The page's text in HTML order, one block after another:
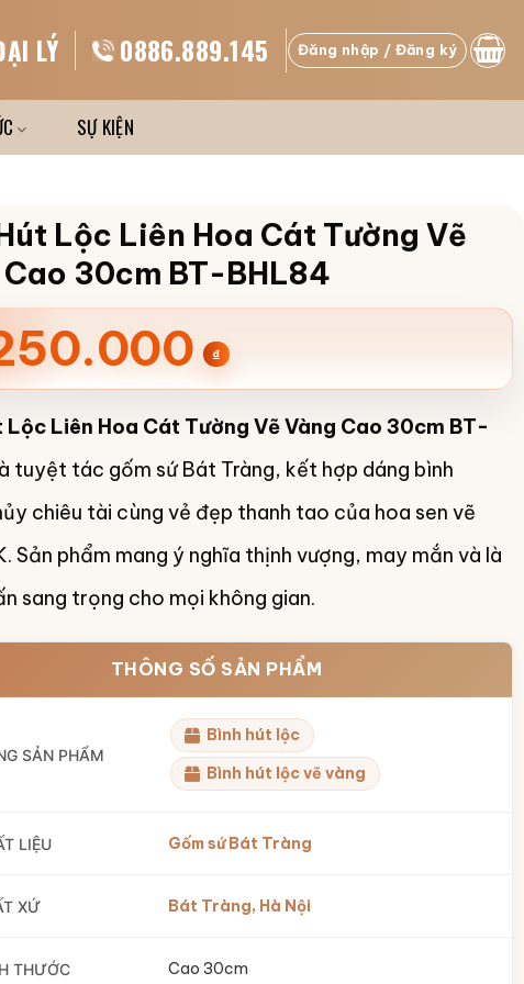
LÝ 0886.889.145 Đăng nhập / Đăng ký
SỰ KIỆN
Lộc Liên Hoa Cát Tường Vẽ
30cm BT-BHL84
₫
Lộc Liên Hoa Cát Tường Vẽ Vàng Cao 30cm BT-
tuyệt tác gốm sứ Bát Tràng, kết hợp dáng bình
chiêu tài cùng vẻ đẹp thanh tao của hoa sen vẽ
Sản phẩm mang ý nghĩa thịnh vượng, may mắn và là
sang trọng cho mọi không gian.
THÔNG SỐ SẢN PHẨM
SẢN PHẨM
Bình hút lộc
Bình hút lộc vẽ vàng
LIỆU Gốm sứ Bát Tràng
XỨ Bát Tràng, Hà Nội
THƯỚC Cao 30cm